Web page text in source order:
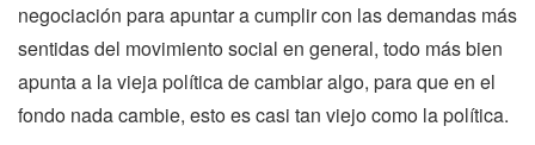
negociación para apuntar a cumplir con las demandas más
sentidas del movimiento social en general, todo más bien
apunta a la vieja política de cambiar algo, para que en el
fondo nada cambie, esto es casi tan viejo como la política.